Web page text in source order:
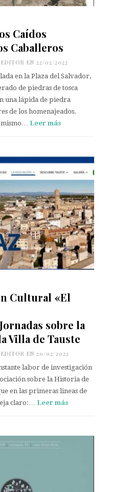
Caídos
Caballeros
EN 22/02/2022
en la Plaza del Salvador,
de piedras de tosca
una lápida de piedra
de los homenajeados.
mismo… Leer más
Cultural «El
sobre la
Villa de Tauste
EN 20/02/2022
labor de investigación
sobre la Historia de
en las primeras lineas de
claro:… Leer más